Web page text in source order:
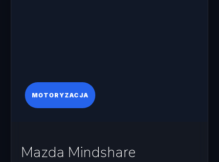
MOTORYZACJA
Mazda Mindshare